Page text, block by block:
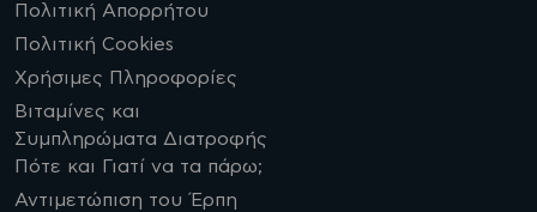
Πολιτική Απορρήτου
Πολιτική Cookies
Χρήσιμες Πληροφορίες
Βιταμίνες και
Συμπληρώματα Διατροφής
Πότε και Γιατί να τα πάρω;
Αντιμετώπιση του Έρπη